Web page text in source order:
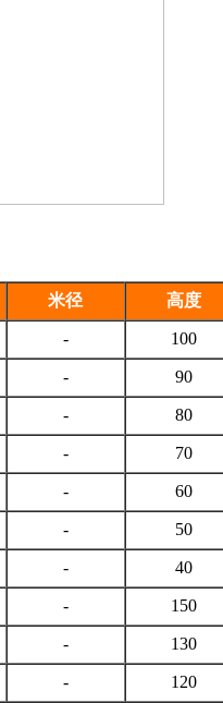
米径 高度
- 100
- 90
- 80
- 70
- 60
- 50
- 40
- 150
- 130
- 120